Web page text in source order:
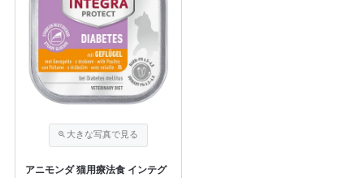
アニモンダ 猫用療法食 インテグ